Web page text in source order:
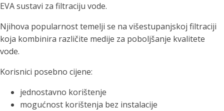
EVA sustavi za filtraciju vode.
Njihova popularnost temelji se na višestupanjskoj filtraciji
koja kombinira različite medije za poboljšanje kvalitete
vode.
Korisnici posebno cijene:
jednostavno korištenje
mogućnost korištenja bez instalacije